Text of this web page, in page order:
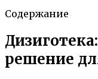
Содержание
решение